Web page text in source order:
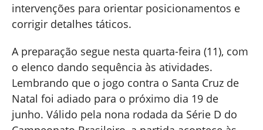
intervenções para orientar posicionamentos e
corrigir detalhes táticos.
A preparação segue nesta quarta-feira (11), com
o elenco dando sequência às atividades.
Lembrando que o jogo contra o Santa Cruz de
Natal foi adiado para o próximo dia 19 de
junho. Válido pela nona rodada da Série D do